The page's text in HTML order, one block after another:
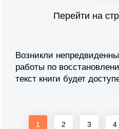
Перейти на
Возникли
работы по
текст книги будет
1 2 3 4